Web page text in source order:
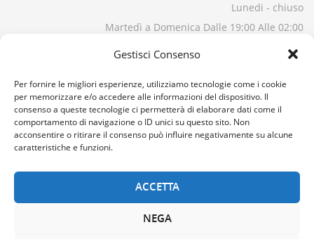
Gestisci Consenso
Per fornire le migliori esperienze, utilizziamo tecnologie come i cookie
per memorizzare e/o accedere alle informazioni del dispositivo. Il
consenso a queste tecnologie ci permetterà di elaborare dati come il
comportamento di navigazione o ID unici su questo sito. Non
acconsentire o ritirare il consenso può influire negativamente su alcune
caratteristiche e funzioni.
ACCETTA
NEGA
Lunedi - chiuso
Martedì a Domenica Dalle 19:00 Alle 02:00